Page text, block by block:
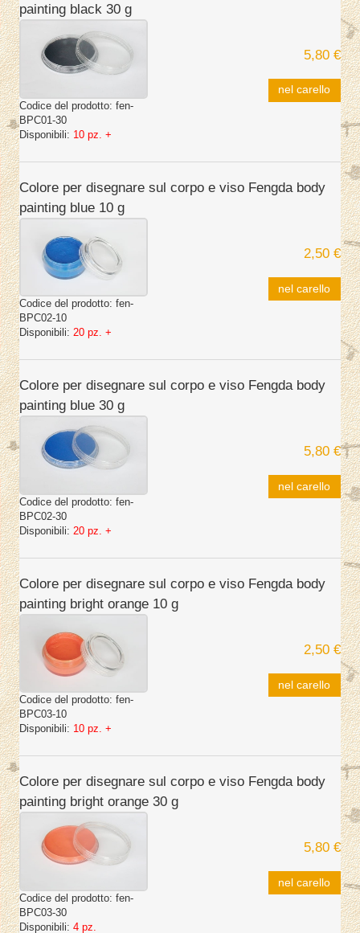
painting black 30 g
Codice del prodotto: fen-
BPC01-30
Disponibili: 10 pz. +
5,80 €
nel carello
Colore per disegnare sul corpo e viso Fengda body
painting blue 10 g
Codice del prodotto: fen-
BPC02-10
Disponibili: 20 pz. +
2,50 €
nel carello
Colore per disegnare sul corpo e viso Fengda body
painting blue 30 g
Codice del prodotto: fen-
BPC02-30
Disponibili: 20 pz. +
5,80 €
nel carello
Colore per disegnare sul corpo e viso Fengda body
painting bright orange 10 g
Codice del prodotto: fen-
BPC03-10
Disponibili: 10 pz. +
2,50 €
nel carello
Colore per disegnare sul corpo e viso Fengda body
painting bright orange 30 g
Codice del prodotto: fen-
BPC03-30
Disponibili: 4 pz.
5,80 €
nel carello